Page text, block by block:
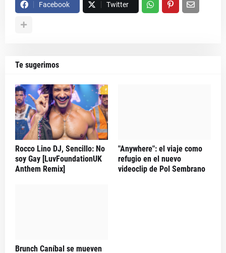
Facebook Twitter
Te sugerimos
Rocco Lino DJ, Sencillo: No
soy Gay [LuvFoundationUK
Anthem Remix]
"Anywhere": el viaje como
refugio en el nuevo
videoclip de Pol Sembrano
Brunch Caníbal se mueven